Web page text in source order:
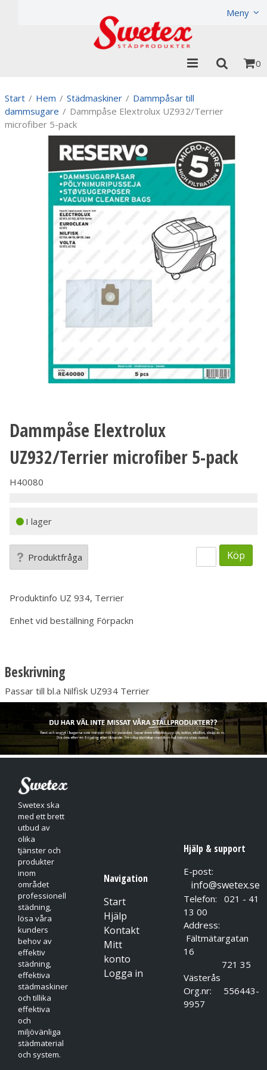
Meny
0
Start / Hem / Städmaskiner / Dammpåsar till
dammsugare / Dammpåse Elextrolux UZ932/Terrier
microfiber 5-pack
Dammpåse Elextrolux
UZ932/Terrier microfiber 5-pack
H40080
I lager
Produktfråga Köp
Produktinfo UZ 934, Terrier
Enhet vid beställning Förpackn
Beskrivning
Passar till bl.a Nilfisk UZ934 Terrier
Swetex ska
med ett brett
utbud av
olika
tjänster och
produkter
inom
området
professionell
städning,
lösa våra
kunders
behov av
effektiv
städning,
effektiva
städmaskiner
och tillika
effektiva
och
miljövänliga
städmaterial
och system.
Navigation
Start
Hjälp
Kontakt
Mitt
konto
Logga in
Hjälp & support
E-post:
info@swetex.se
Telefon: 021 - 41
13 00
Address:
Fältmätargatan
16
721 35
Västerås
Org.nr: 556443-
9957